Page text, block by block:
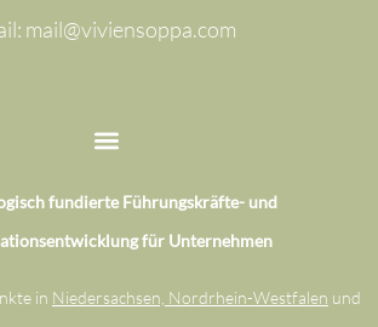
mail@viviensoppa.com
fundierte Führungskräfte- und
für Unternehmen
in Niedersachsen, Nordrhein-Westfalen und